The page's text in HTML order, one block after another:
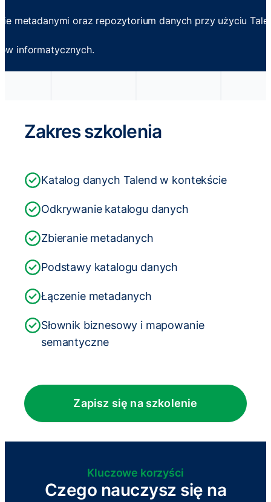
metadanymi oraz repozytorium danych przy użyciu
informatycznych.
Zakres szkolenia
Katalog danych Talend w kontekście
Odkrywanie katalogu danych
Zbieranie metadanych
Podstawy katalogu danych
Łączenie metadanych
Słownik biznesowy i mapowanie
semantyczne
Zapisz się na szkolenie
Kluczowe korzyści
Czego nauczysz się na